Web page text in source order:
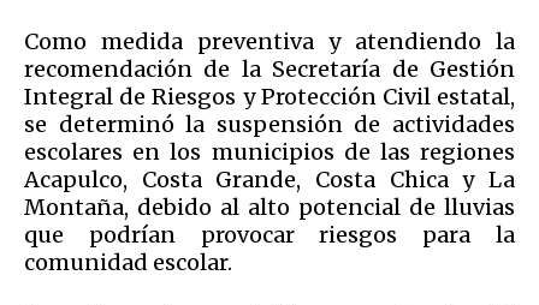
Como medida preventiva y atendiendo la
recomendación de la Secretaría de Gestión
Integral de Riesgos y Protección Civil estatal,
se determinó la suspensión de actividades
escolares en los municipios de las regiones
Acapulco, Costa Grande, Costa Chica y La
Montaña, debido al alto potencial de lluvias
que podrían provocar riesgos para la
comunidad escolar.